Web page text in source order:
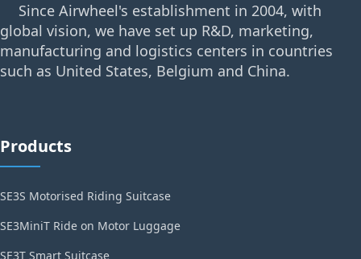
Since Airwheel's establishment in 2004, with
global vision, we have set up R&D, marketing,
manufacturing and logistics centers in countries
such as United States, Belgium and China.
Products
SE3S Motorised Riding Suitcase
SE3MiniT Ride on Motor Luggage
SE3T Smart Suitcase